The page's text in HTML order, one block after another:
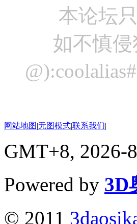
本论坛
如不慎
网站地图|无图模式|联系我们|
GMT+8, 2026-
Powered by 3D
© 2011